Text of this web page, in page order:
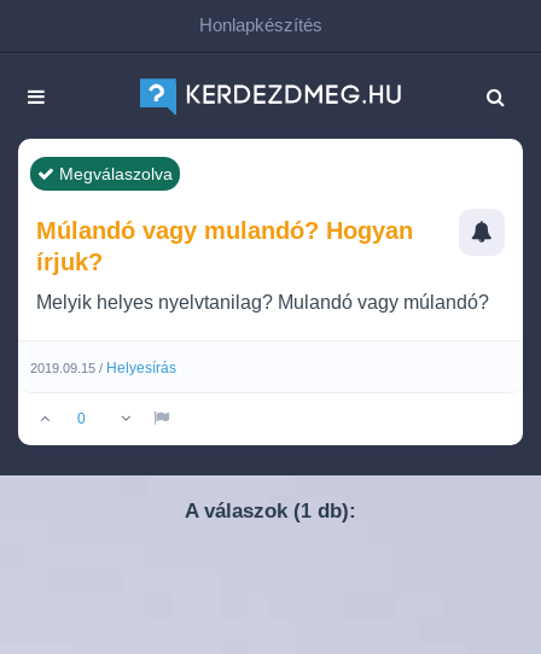
Honlapkészítés
Megválaszolva
Múlandó vagy mulandó? Hogyan
írjuk?
Melyik helyes nyelvtanilag? Mulandó vagy múlandó?
2019.09.15 / Helyesírás
0
A válaszok (1 db):